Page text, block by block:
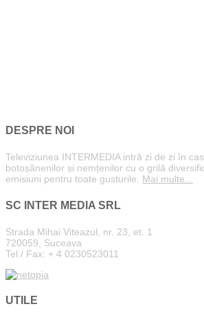
DESPRE NOI
Televiziunea INTERMEDIA intră zi de zi în
botoșănenilor și nemțenilor cu o grilă
emisiuni pentru toate gusturile. Mai multe...
SC INTER MEDIA SRL
Strada Mihai Viteazul, nr. 23, et. 1
720059, Suceava
Tel / Fax: + 4 0230523011
UTILE